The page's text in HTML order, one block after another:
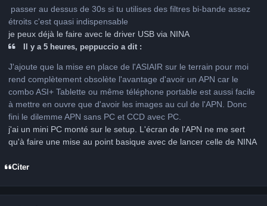
passer au dessus de 30s si tu utilises des filtres bi-bande assez
étroits c'est quasi indispensable
je peux déjà le faire avec le driver USB via NINA
Il y a 5 heures, peppuccio a dit :
J'ajoute que la mise en place de l'ASIAIR sur le terrain pour moi
rend complètement obsolète l'avantage d'avoir un APN car le
combo ASI+ Tablette ou même téléphone portable est aussi facile
à mettre en ouvre que d'avoir les images au cul de l'APN. Donc
fini le dilemme APN sans PC et CCD avec PC.
j'ai un mini PC monté sur le setup. L'écran de l'APN ne me sert
qu'à faire une mise au point basique avec de lancer celle de NINA
Citer